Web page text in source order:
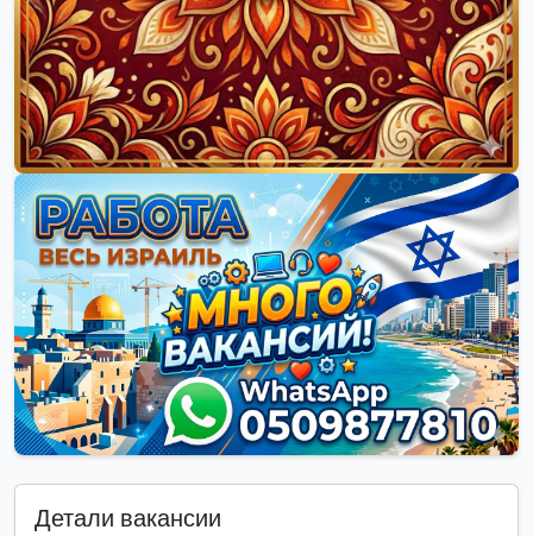
Детали вакансии